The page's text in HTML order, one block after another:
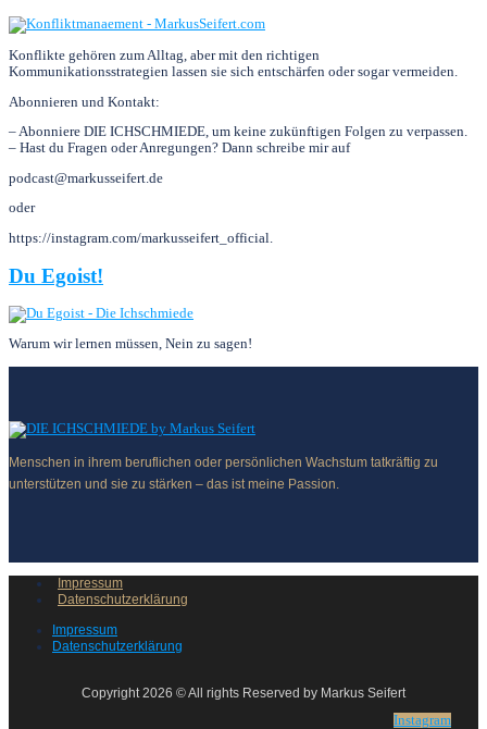
Konflikte gehören zum Alltag, aber mit den richtigen
Kommunikationsstrategien lassen sie sich entschärfen oder sogar vermeiden.
Abonnieren und Kontakt:
– Abonniere DIE ICHSCHMIEDE, um keine zukünftigen Folgen zu verpassen.
– Hast du Fragen oder Anregungen? Dann schreibe mir auf
podcast@markusseifert.de
oder
https://instagram.com/markusseifert_official.
Du Egoist!
Warum wir lernen müssen, Nein zu sagen!
Menschen in ihrem beruflichen oder persönlichen Wachstum tatkräftig zu
unterstützen und sie zu stärken – das ist meine Passion.
Impressum
Datenschutzerklärung
Impressum
Datenschutzerklärung
Copyright 2026 © All rights Reserved by Markus Seifert
Instagram